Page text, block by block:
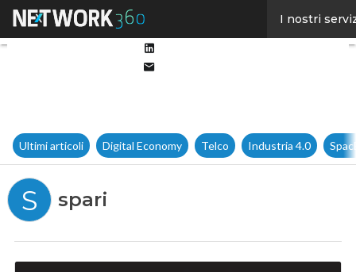
I nostri
Ultimi articoli Digital Economy Telco Industria 4.0
S spari